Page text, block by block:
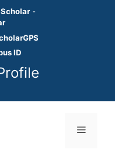
-
ID
Menu